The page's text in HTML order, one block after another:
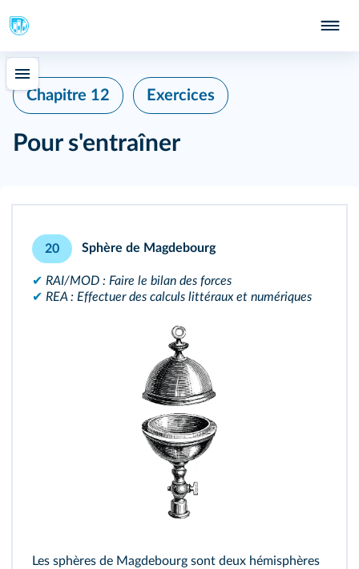
Chapitre 12 Exercices
Pour s'entraîner
20 Sphère de Magdebourg
✔ RAI/MOD : Faire le bilan des forces
✔ REA : Effectuer des calculs littéraux et numériques
Les sphères de Magdebourg sont deux hémisphères